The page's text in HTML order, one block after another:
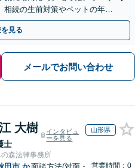
相続の生前対策やペットの年金
隊前駅8分】
見る
メールでお問い合わせ
大樹
士
インタビュ
ーを見る
山形県
森法律事務所
田市 か面談方法(対面・
営業時間：0